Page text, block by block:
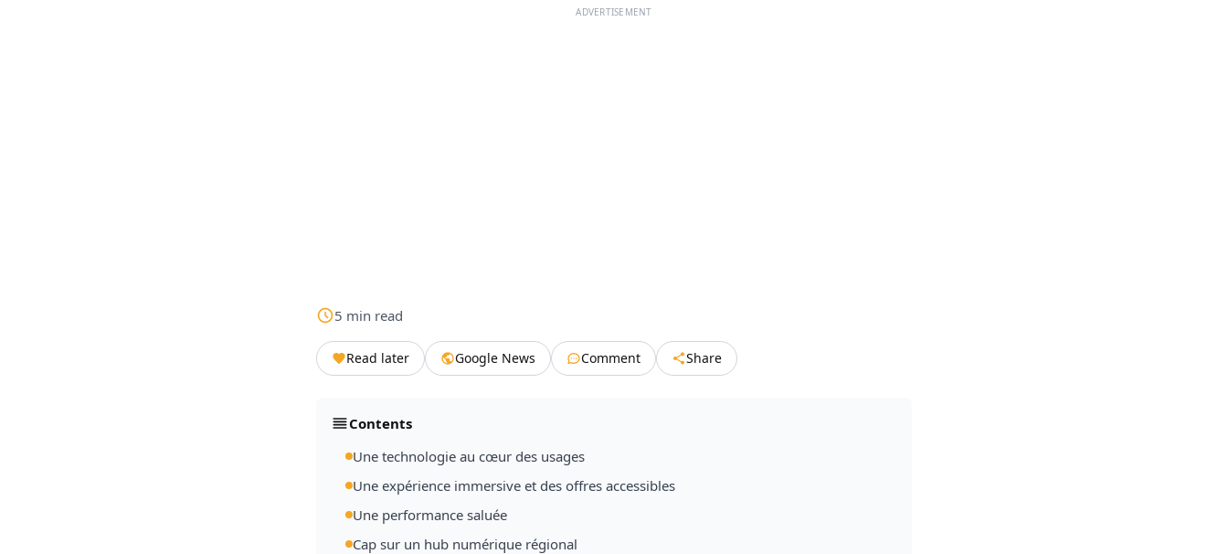
ADVERTISEMENT
5 min read
Read later Google News Comment Share
Contents
Une technologie au cœur des usages
Une expérience immersive et des offres accessibles
Une performance saluée
Cap sur un hub numérique régional